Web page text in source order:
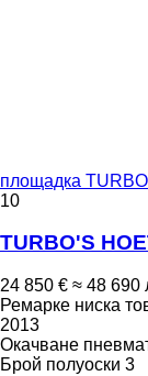
площадка
10
TURBO'S
24 850 € ≈ 48 690
Ремарке ниска
2013
Окачване
Брой полуоски 3